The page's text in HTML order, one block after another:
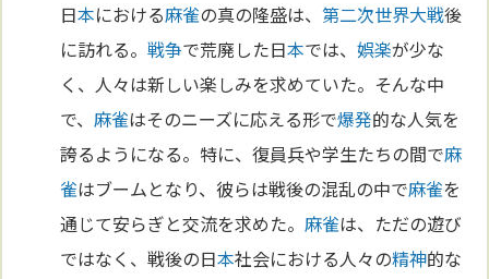
日本における麻雀の真の隆盛は、第二次世界大戦後
に訪れる。戦争で荒廃した日本では、娯楽が少な
く、人々は新しい楽しみを求めていた。そんな中
で、麻雀はそのニーズに応える形で爆発的な人気を
誇るようになる。特に、復員兵や学生たちの間で麻
雀はブームとなり、彼らは戦後の混乱の中で麻雀を
通じて安らぎと交流を求めた。麻雀は、ただの遊び
ではなく、戦後の日本社会における人々の精神的な